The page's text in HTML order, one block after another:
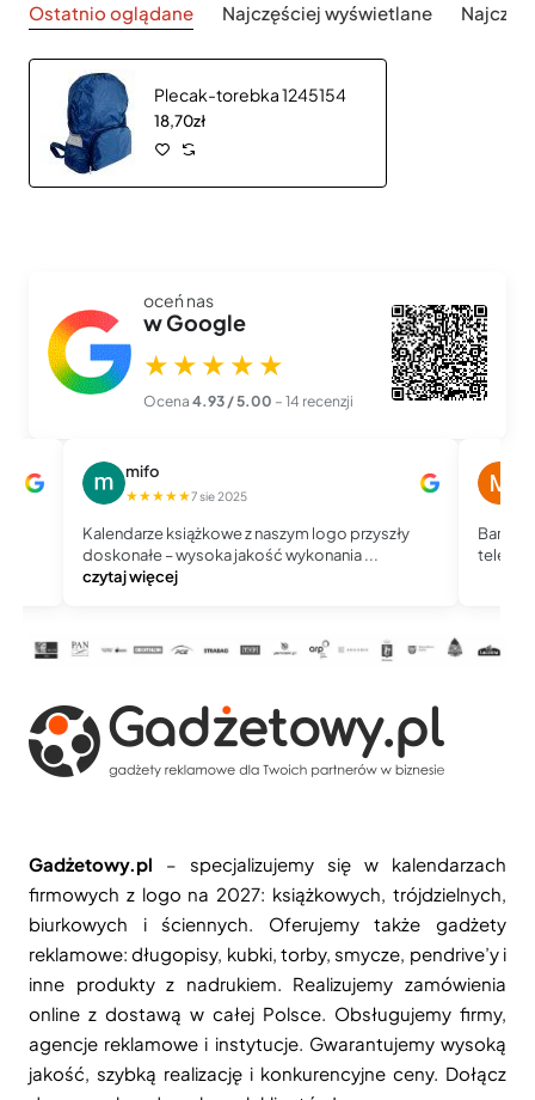
Ostatnio oglądane Najczęściej wyświetlane
Plecak-torebka 1245154
18,70zł
oceń nas
w Google
★★★★★
Ocena 4.93 / 5.00 – 14 recenzji
mifo
★★★★★7 sie 2025
Kalendarze książkowe z naszym logo przyszły
doskonałe – wysoka jakość wykonania ...
czytaj więcej
Bardzo
Gadżetowy.pl – specjalizujemy się w kalendarzach
firmowych z logo na 2027: książkowych, trójdzielnych,
biurkowych i ściennych. Oferujemy także gadżety
reklamowe: długopisy, kubki, torby, smycze, pendrive’y i
inne produkty z nadrukiem. Realizujemy zamówienia
online z dostawą w całej Polsce. Obsługujemy firmy,
agencje reklamowe i instytucje. Gwarantujemy wysoką
jakość, szybką realizację i konkurencyjne ceny. Dołącz